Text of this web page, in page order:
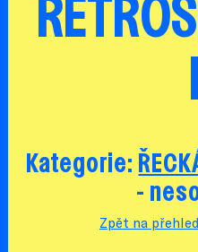
Kategorie:
-
Zpět na